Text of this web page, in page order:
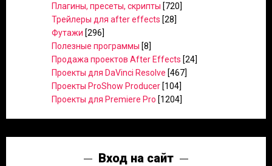
Плагины, пресеты, скрипты [720]
Трейлеры для after effects [28]
Футажи [296]
Полезные программы [8]
Продажа проектов After Effects [24]
Проекты для DaVinci Resolve [467]
Проекты ProShow Producer [104]
Проекты для Premiere Pro [1204]
Вход на сайт